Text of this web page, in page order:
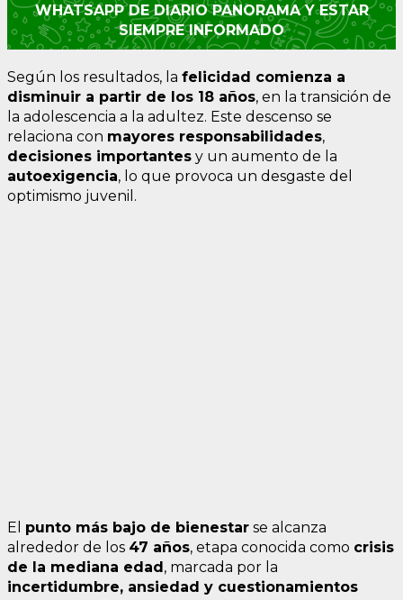
WHATSAPP DE DIARIO PANORAMA Y ESTAR
SIEMPRE INFORMADO
Según los resultados, la felicidad comienza a
disminuir a partir de los 18 años, en la transición de
la adolescencia a la adultez. Este descenso se
relaciona con mayores responsabilidades,
decisiones importantes y un aumento de la
autoexigencia, lo que provoca un desgaste del
optimismo juvenil.
El punto más bajo de bienestar se alcanza
alrededor de los 47 años, etapa conocida como crisis
de la mediana edad, marcada por la
incertidumbre, ansiedad y cuestionamientos